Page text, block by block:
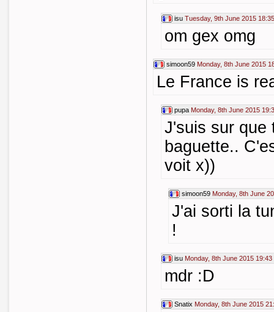
isu Tuesday, 9th June 2015 18:35
om gex omg
simoon59 Monday, 8th June 2015
Le France is
pupa Monday, 8th June 2015
J'suis sur que
baguette..
voit x))
simoon59 Monday, 8th June
J'ai sorti la
!
isu Monday, 8th June 2015 19:43
mdr :D
Snatix Monday, 8th June 2015